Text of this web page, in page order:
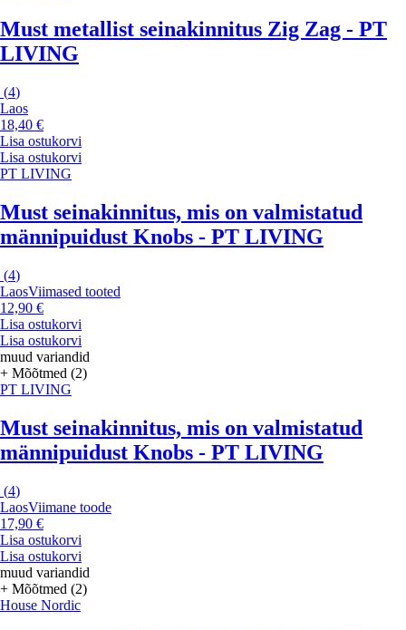
Must metallist seinakinnitus Zig Zag - PT
LIVING
(4)
Laos
18,40 €
Lisa ostukorvi
Lisa ostukorvi
PT LIVING
Must seinakinnitus, mis on valmistatud
männipuidust Knobs - PT LIVING
(4)
LaosViimased tooted
12,90 €
Lisa ostukorvi
Lisa ostukorvi
muud variandid
+ Mõõtmed (2)
PT LIVING
Must seinakinnitus, mis on valmistatud
männipuidust Knobs - PT LIVING
(4)
LaosViimane toode
17,90 €
Lisa ostukorvi
Lisa ostukorvi
muud variandid
+ Mõõtmed (2)
House Nordic